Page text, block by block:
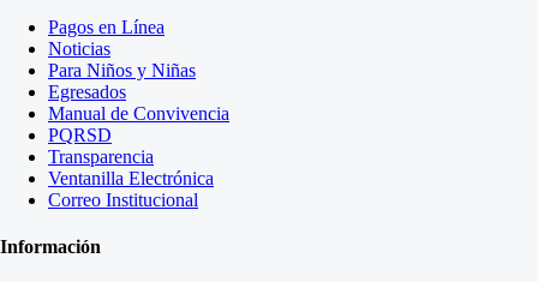
Pagos en Línea
Noticias
Para Niños y Niñas
Egresados
Manual de Convivencia
PQRSD
Transparencia
Ventanilla Electrónica
Correo Institucional
Información